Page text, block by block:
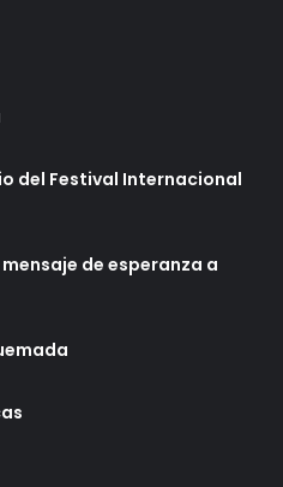
del Festival Internacional
de esperanza a